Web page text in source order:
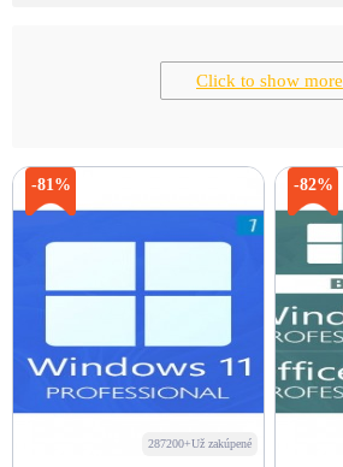
Click to show more
-81%
287200+Už zakúpené
-82%